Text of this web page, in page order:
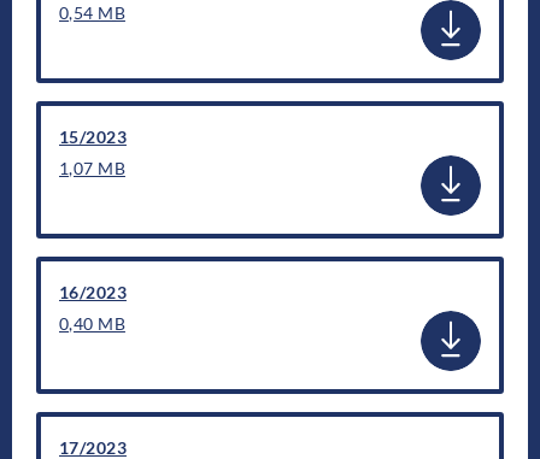
0,54 MB
15/2023
1,07 MB
16/2023
0,40 MB
17/2023